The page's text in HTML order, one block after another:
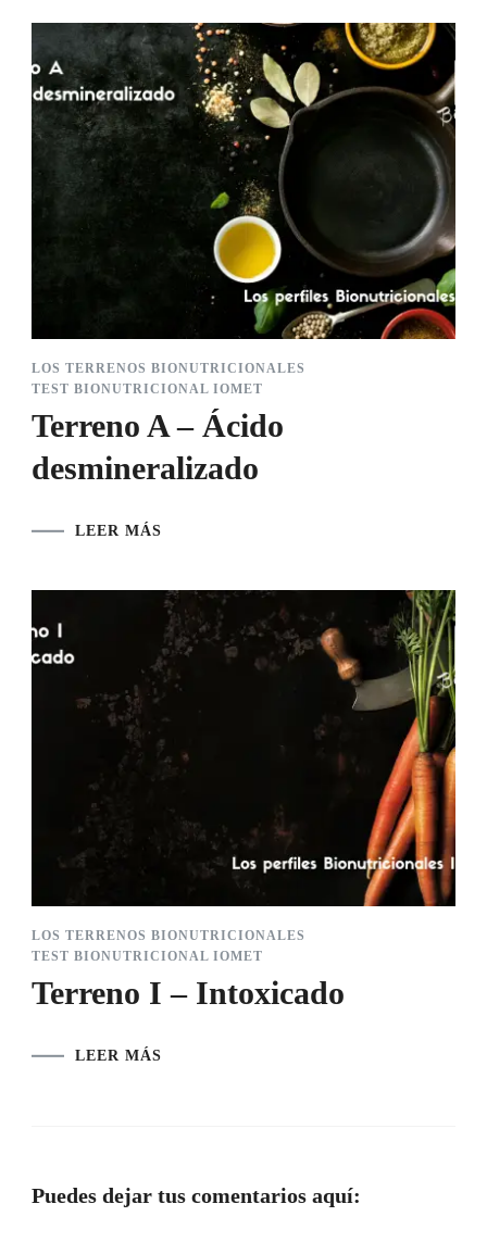
LOS TERRENOS BIONUTRICIONALES
TEST BIONUTRICIONAL IOMET
Terreno A – Ácido
desmineralizado
LEER MÁS
LOS TERRENOS BIONUTRICIONALES
TEST BIONUTRICIONAL IOMET
Terreno I – Intoxicado
LEER MÁS
Puedes dejar tus comentarios aquí: